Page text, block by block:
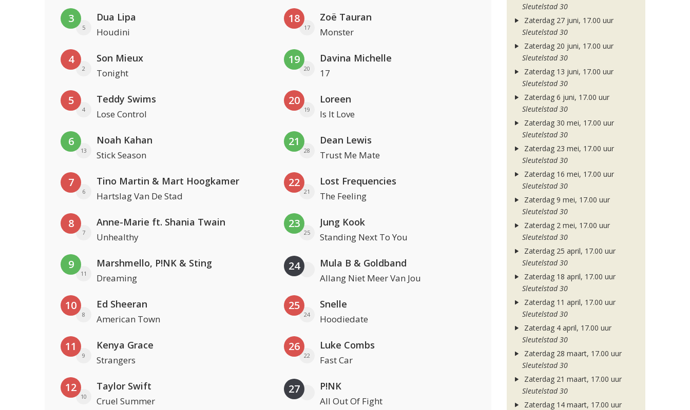
3
5
Dua Lipa
Houdini
4
2
Son Mieux
Tonight
5
4
Teddy Swims
Lose Control
6
13
Noah Kahan
Stick Season
7
6
Tino Martin & Mart Hoogkamer
Hartslag Van De Stad
8
7
Anne-Marie ft. Shania Twain
Unhealthy
9
11
Marshmello, P!NK & Sting
Dreaming
10
8
Ed Sheeran
American Town
11
9
Kenya Grace
Strangers
12
10
Taylor Swift
Cruel Summer
18
17
Zoë Tauran
Monster
19
20
Davina Michelle
17
20
19
Loreen
Is It Love
21
28
Dean Lewis
Trust Me Mate
22
21
Lost Frequencies
The Feeling
23
25
Jung Kook
Standing Next To You
24 Mula B & Goldband
Allang Niet Meer Van Jou
25
24
Snelle
Hoodiedate
26
22
Luke Combs
Fast Car
27 P!NK
All Out Of Fight
Sleutelstad 30
Zaterdag 27 juni, 17.00 uur
Sleutelstad 30
Zaterdag 20 juni, 17.00 uur
Sleutelstad 30
Zaterdag 13 juni, 17.00 uur
Sleutelstad 30
Zaterdag 6 juni, 17.00 uur
Sleutelstad 30
Zaterdag 30 mei, 17.00 uur
Sleutelstad 30
Zaterdag 23 mei, 17.00 uur
Sleutelstad 30
Zaterdag 16 mei, 17.00 uur
Sleutelstad 30
Zaterdag 9 mei, 17.00 uur
Sleutelstad 30
Zaterdag 2 mei, 17.00 uur
Sleutelstad 30
Zaterdag 25 april, 17.00 uur
Sleutelstad 30
Zaterdag 18 april, 17.00 uur
Sleutelstad 30
Zaterdag 11 april, 17.00 uur
Sleutelstad 30
Zaterdag 4 april, 17.00 uur
Sleutelstad 30
Zaterdag 28 maart, 17.00 uur
Sleutelstad 30
Zaterdag 21 maart, 17.00 uur
Sleutelstad 30
Zaterdag 14 maart, 17.00 uur